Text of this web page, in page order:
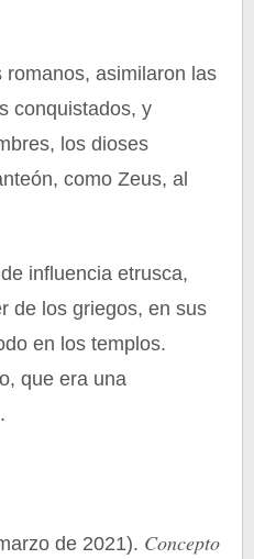
asimilaron las
conquistados, y
los dioses
como Zeus, al
influencia etrusca,
de los griegos, en sus
en los templos.
que era una
de 2021). Concepto